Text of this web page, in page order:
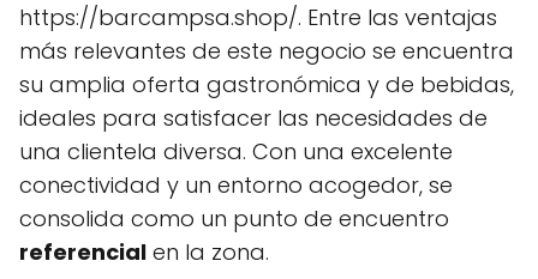
https://barcampsa.shop/. Entre las ventajas
más relevantes de este negocio se encuentra
su amplia oferta gastronómica y de bebidas,
ideales para satisfacer las necesidades de
una clientela diversa. Con una excelente
conectividad y un entorno acogedor, se
consolida como un punto de encuentro
referencial en la zona.